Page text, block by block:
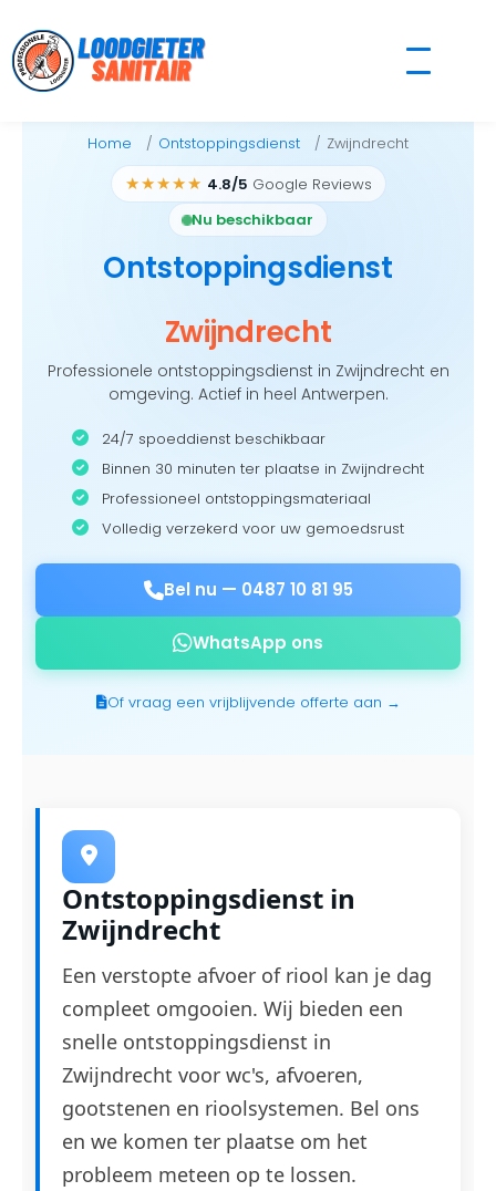
to
content
Home Ontstoppingsdienst Zwijndrecht
★★★★★ 4.8/5 Google Reviews
Nu beschikbaar
Ontstoppingsdienst
Zwijndrecht
Professionele ontstoppingsdienst in Zwijndrecht en
omgeving. Actief in heel Antwerpen.
24/7 spoeddienst beschikbaar
Binnen 30 minuten ter plaatse in Zwijndrecht
Professioneel ontstoppingsmateriaal
Volledig verzekerd voor uw gemoedsrust
Bel nu — 0487 10 81 95
WhatsApp ons
Of vraag een vrijblijvende offerte aan →
Ontstoppingsdienst in
Zwijndrecht
Een verstopte afvoer of riool kan je dag
compleet omgooien. Wij bieden een
snelle ontstoppingsdienst in
Zwijndrecht voor wc's, afvoeren,
gootstenen en rioolsystemen. Bel ons
en we komen ter plaatse om het
probleem meteen op te lossen.